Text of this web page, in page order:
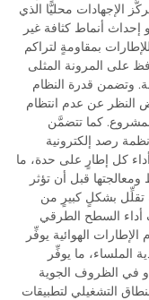
الإجهادات محليًّا الذي
أنماط كثافة غير
بمقاومةٍ لتراكم
على المرونة المثلى
وتضمن قدرة النظام
عن عدم انتظام
كما تتضمَّن
رصد إلكترونية
كل إطارٍ على حدة، ما
قبل أن تؤثر
تقلِّل بشكلٍ كبيرٍ من
أداء السطح الطرقي
الهوائية يوفِّر
الملساء، ما يوفِّر
في الظروف الجوية
التشغيلي لتطبيقات